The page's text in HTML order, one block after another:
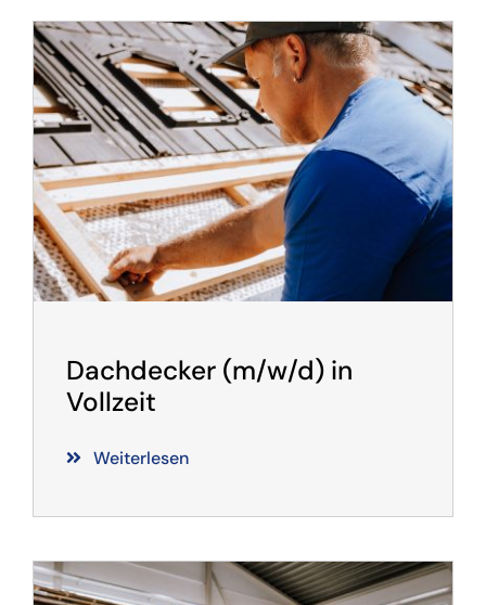
Dachdecker (m/w/d) in
Vollzeit
Weiterlesen